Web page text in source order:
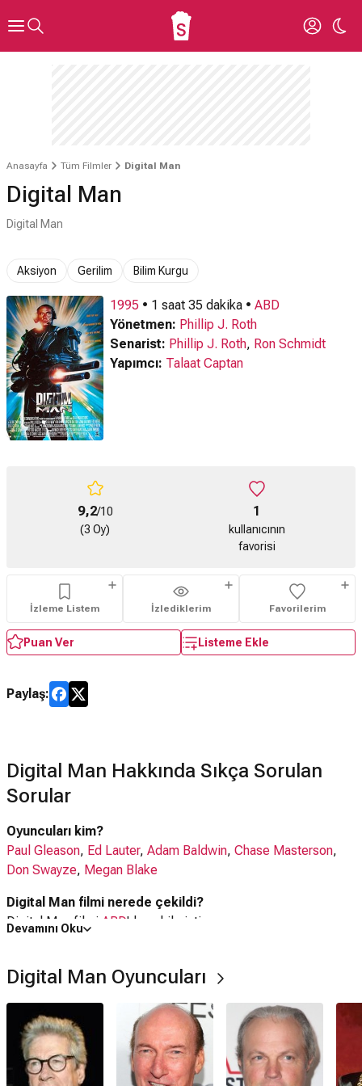
Anasayfa Tüm Filmler Digital Man
Digital Man
Digital Man
Aksiyon Gerilim Bilim Kurgu
1995 • 1 saat 35 dakika • ABD
Yönetmen: Phillip J. Roth
Senarist: Phillip J. Roth, Ron Schmidt
Yapımcı: Talaat Captan
9,2/10
(3 Oy)
1
kullanıcının
favorisi
İzleme Listem İzlediklerim Favorilerim
Puan Ver Listeme Ekle
Paylaş:
Digital Man Hakkında Sıkça Sorulan
Sorular
Oyuncuları kim?
Paul Gleason, Ed Lauter, Adam Baldwin, Chase Masterson,
Don Swayze, Megan Blake
Digital Man filmi nerede çekildi?
Digital Man filmi ABD'da çekilmiştir.
1 saat 35 dakika
IMDb puanı kaç?
4.7
Digital Man filmi hangi tür?
Aksiyon,Gerilim Bilim Kurgu
Devamını Oku
Digital Man Oyuncuları